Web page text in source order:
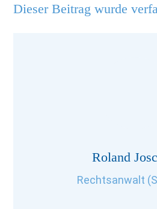
Dieser Beitrag wurde
Roland
Rechtsanwalt